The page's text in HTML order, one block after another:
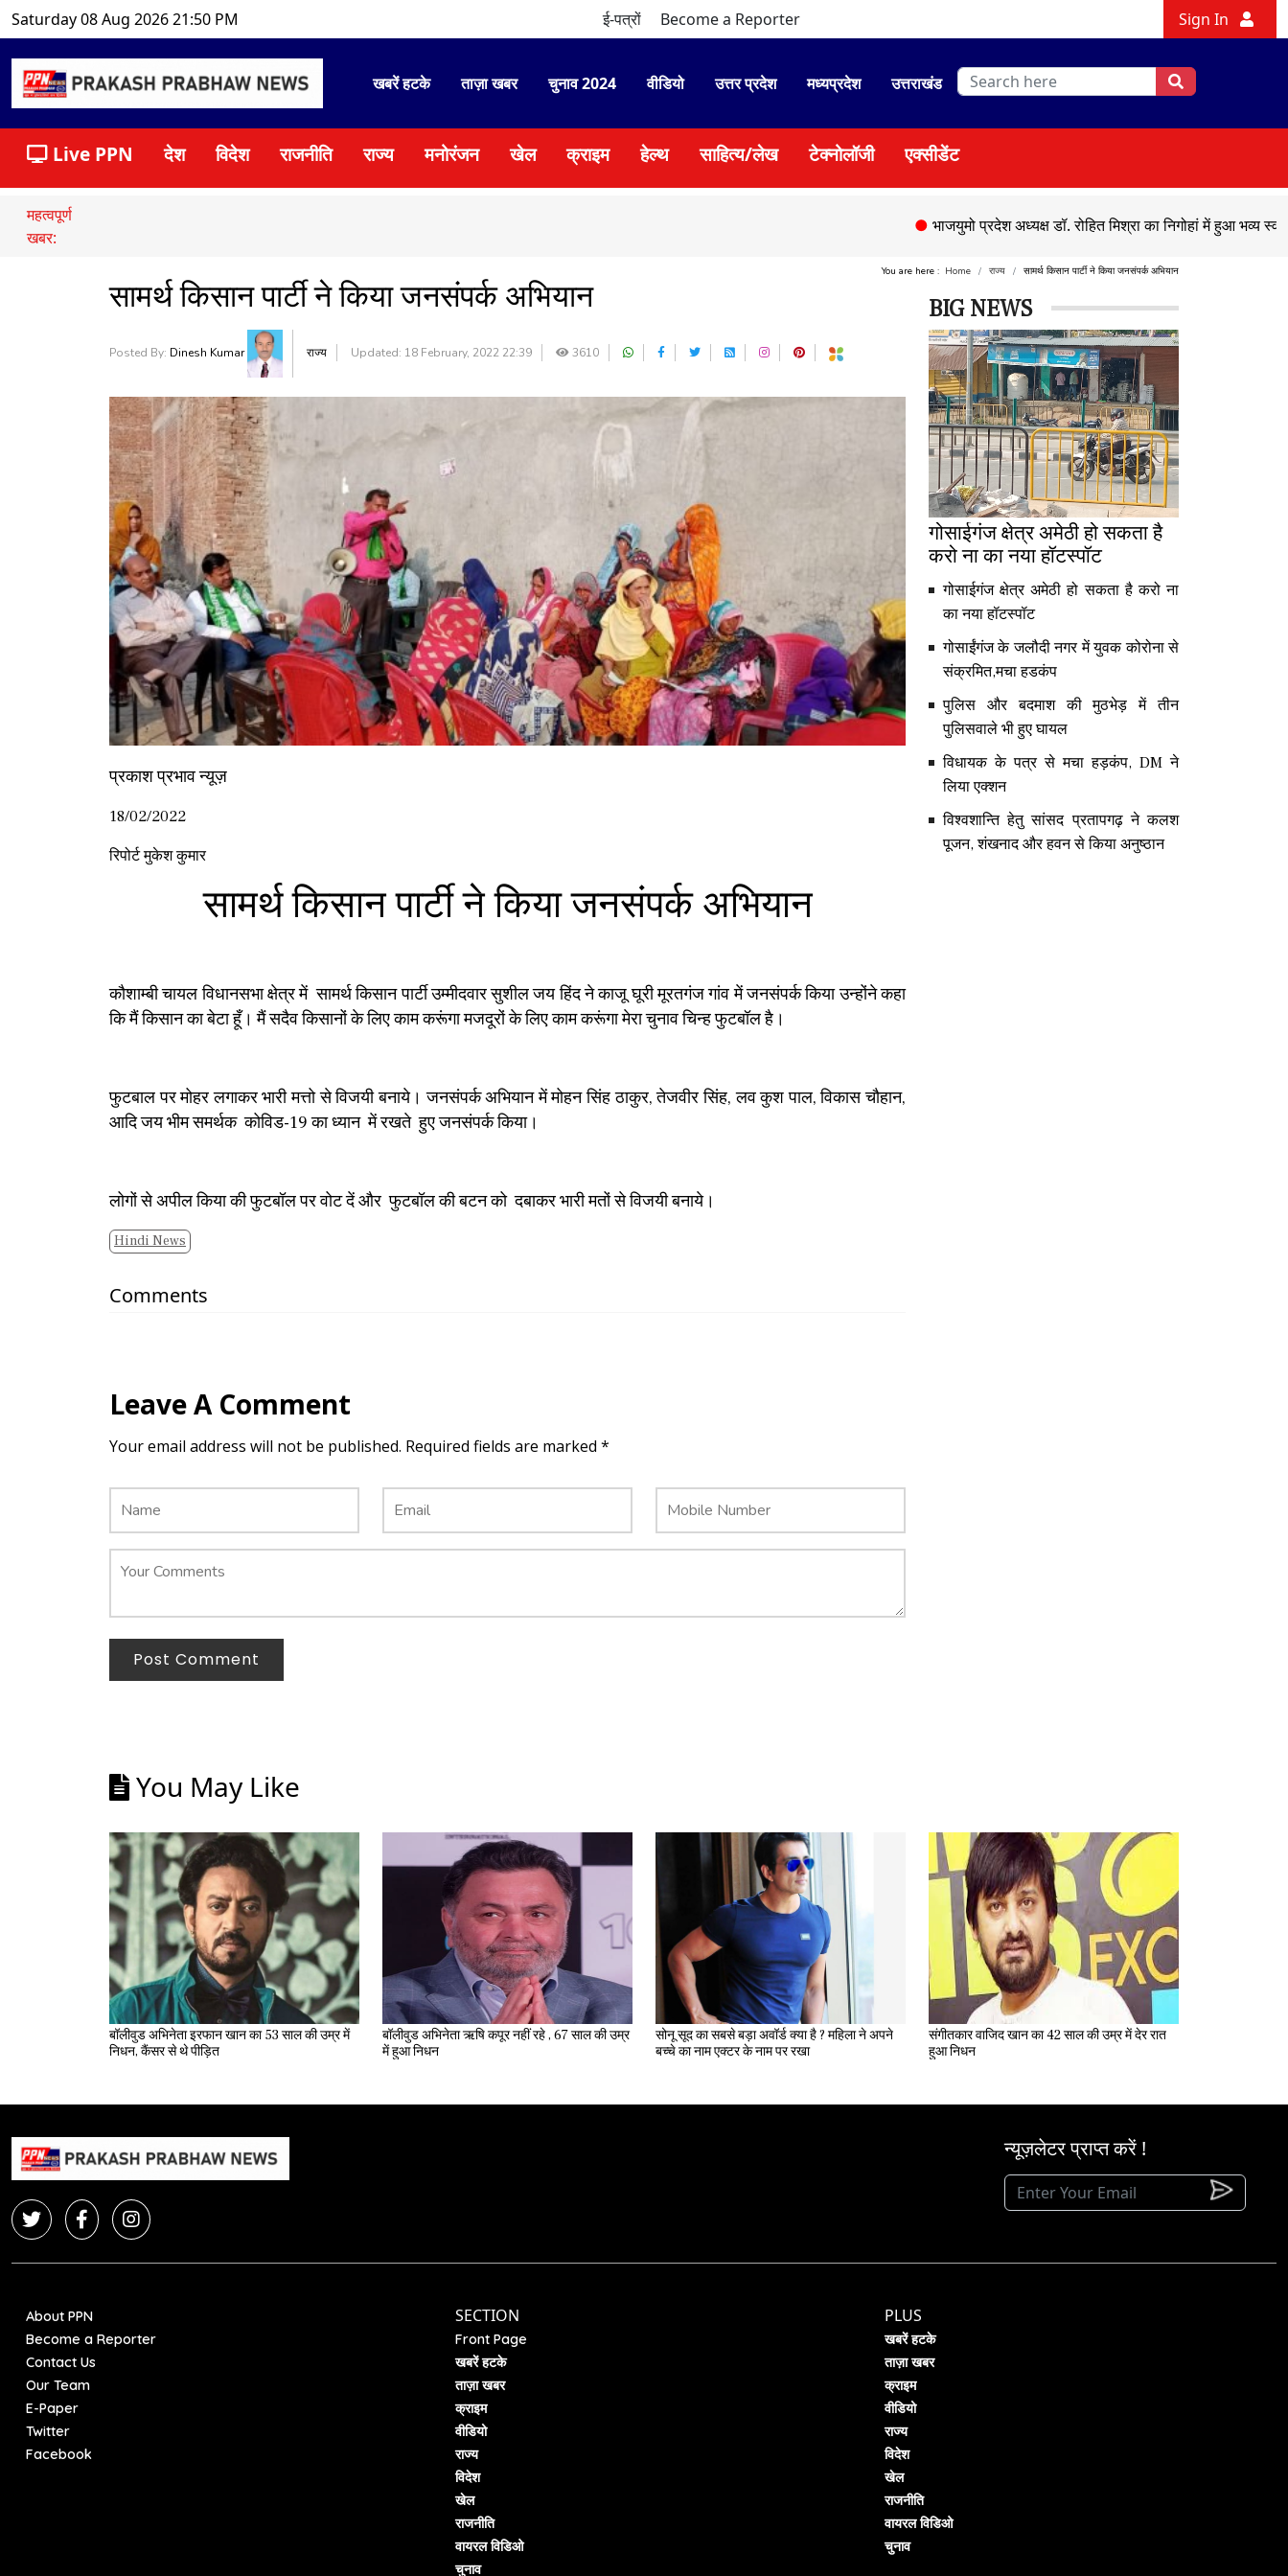
Saturday 08 Aug 2026 21:50 PM ई-पत्रों Become a Reporter Sign In
खबरें हटके ताज़ा खबर चुनाव 2024 वीडियो उत्तर प्रदेश मध्यप्रदेश उत्तराखंड
Live PPN देश विदेश राजनीति राज्य मनोरंजन खेल क्राइम हेल्थ साहित्य/लेख टेक्नोलॉजी एक्सीडेंट
महत्वपूर्ण
खबर:
भाजयुमो प्रदेश अध्यक्ष डॉ. रोहित मिश्रा का निगोहां में हुआ भव्य स्वागत
You are here : Home राज्य सामर्थ किसान पार्टी ने किया जनसंपर्क अभियान
सामर्थ किसान पार्टी ने किया जनसंपर्क अभियान
Posted By: Dinesh Kumar राज्य Updated: 18 February, 2022 22:39 3610
प्रकाश प्रभाव न्यूज़
18/02/2022
रिपोर्ट मुकेश कुमार
सामर्थ किसान पार्टी ने किया जनसंपर्क अभियान
कौशाम्बी चायल विधानसभा क्षेत्र में सामर्थ किसान पार्टी उम्मीदवार सुशील जय हिंद ने काजू घूरी मूरतगंज गांव में जनसंपर्क किया उन्होंने कहा
कि मैं किसान का बेटा हूँ। मैं सदैव किसानों के लिए काम करूंगा मजदूरों के लिए काम करूंगा मेरा चुनाव चिन्ह फुटबॉल है।
फुटबाल पर मोहर लगाकर भारी मत्तो से विजयी बनाये। जनसंपर्क अभियान में मोहन सिंह ठाकुर, तेजवीर सिंह, लव कुश पाल, विकास चौहान,
आदि जय भीम समर्थक कोविड-19 का ध्यान में रखते हुए जनसंपर्क किया।
लोगों से अपील किया की फुटबॉल पर वोट दें और फुटबॉल की बटन को दबाकर भारी मतों से विजयी बनाये।
Hindi News
Comments
Leave A Comment
Your email address will not be published. Required fields are marked *
Post Comment
BIG NEWS
गोसाईगंज क्षेत्र अमेठी हो सकता है
करो ना का नया हॉटस्पॉट
गोसाईगंज क्षेत्र अमेठी हो सकता है करो ना
का नया हॉटस्पॉट
गोसाईंगंज के जलौदी नगर में युवक कोरोना से
संक्रमित,मचा हडकंप
पुलिस और बदमाश की मुठभेड़ में तीन
पुलिसवाले भी हुए घायल
विधायक के पत्र से मचा हड़कंप, DM ने
लिया एक्शन
विश्वशान्ति हेतु सांसद प्रतापगढ़ ने कलश
पूजन, शंखनाद और हवन से किया अनुष्ठान
You May Like
बॉलीवुड अभिनेता इरफान खान का 53 साल की उम्र में
निधन, कैंसर से थे पीड़ित
बॉलीवुड अभिनेता ऋषि कपूर नहीं रहे , 67 साल की उम्र
में हुआ निधन
सोनू सूद का सबसे बड़ा अवॉर्ड क्या है ? महिला ने अपने
बच्चे का नाम एक्टर के नाम पर रखा
संगीतकार वाजिद खान का 42 साल की उम्र में देर रात
हुआ निधन
न्यूज़लेटर प्राप्त करें !
About PPN
Become a Reporter
Contact Us
Our Team
E-Paper
Twitter
Facebook
SECTION
Front Page
खबरें हटके
ताज़ा खबर
क्राइम
वीडियो
राज्य
विदेश
खेल
राजनीति
वायरल विडिओ
चुनाव
PLUS
खबरें हटके
ताज़ा खबर
क्राइम
वीडियो
राज्य
विदेश
खेल
राजनीति
वायरल विडिओ
चुनाव